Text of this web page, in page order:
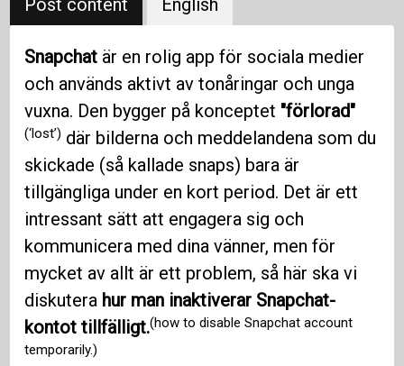
Post content English
Snapchat är en rolig app för sociala medier
och används aktivt av tonåringar och unga
vuxna. Den bygger på konceptet "förlorad"
(‘lost’) där bilderna och meddelandena som du
skickade (så kallade snaps) bara är
tillgängliga under en kort period. Det är ett
intressant sätt att engagera sig och
kommunicera med dina vänner, men för
mycket av allt är ett problem, så här ska vi
diskutera hur man inaktiverar Snapchat-
kontot tillfälligt.(how to disable Snapchat account
temporarily.)